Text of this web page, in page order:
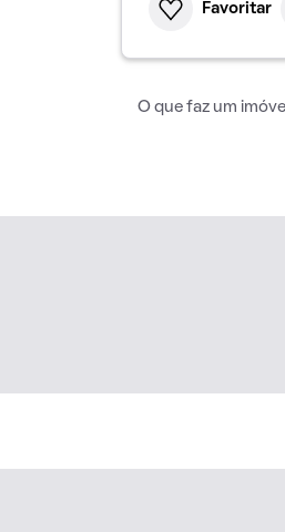
Favoritar
O que faz um